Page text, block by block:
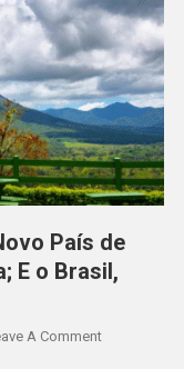
País de
E o Brasil,
A CommentOn